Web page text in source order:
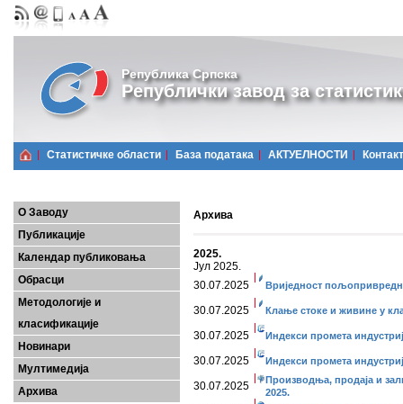
Република Српска
Републички завод за
Статистичке области Базa података АКТУЕЛНОСТИ Контакт
О Заводу
Публикације
Календар публиковања
Обрасци
Методологије и
класификације
Новинари
Мултимедија
Архива
Архива
2025.
Јул 2025.
30.07.2025
Вриједност
30.07.2025 Клање стоке и живине у
30.07.2025 Индекси промета
30.07.2025 Индекси промета
30.07.2025
Производња, продаја и
2025.